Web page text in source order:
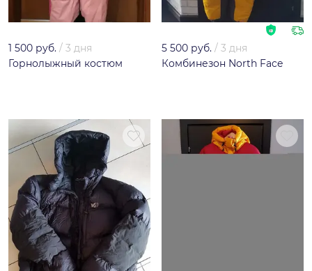
1 500 руб. / 3 дня
Горнолыжный костюм
5 500 руб. / 3 дня
Комбинезон North Face